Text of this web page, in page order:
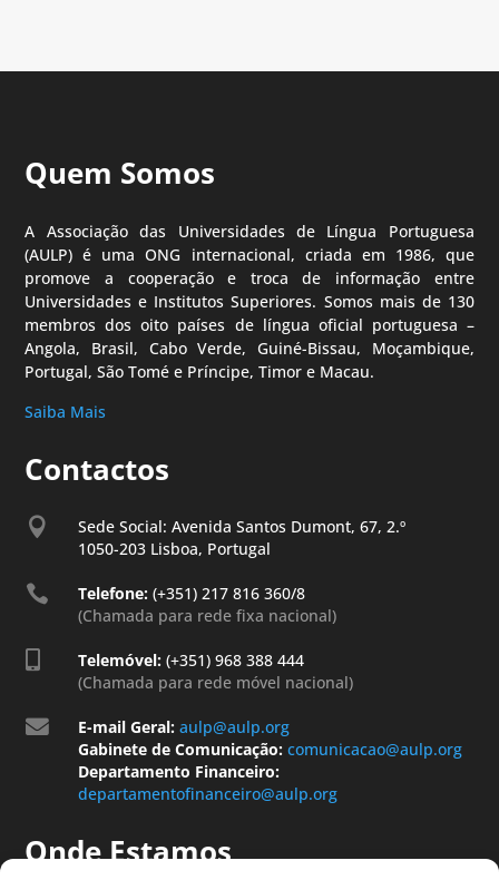
Quem Somos
A Associação das Universidades de Língua Portuguesa
(AULP) é uma ONG internacional, criada em 1986, que
promove a cooperação e troca de informação entre
Universidades e Institutos Superiores. Somos mais de 130
membros dos oito países de língua oficial portuguesa –
Angola, Brasil, Cabo Verde, Guiné-Bissau, Moçambique,
Portugal, São Tomé e Príncipe, Timor e Macau.
Saiba Mais
Contactos

Sede Social: Avenida Santos Dumont, 67, 2.º
1050-203 Lisboa, Portugal
 Telefone: (+351) 217 816 360/8
(Chamada para rede fixa nacional)
Telemóvel: (+351) 968 388 444
(Chamada para rede móvel nacional)
 E-mail Geral: aulp@aulp.org
Gabinete de Comunicação: comunicacao@aulp.org
Departamento Financeiro:
departamentofinanceiro@aulp.org
Onde Estamos